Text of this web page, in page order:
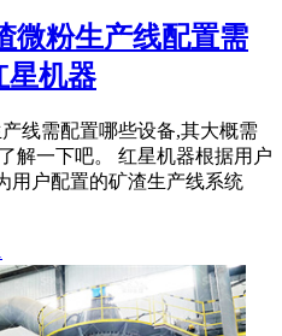
微粉生产线配置需
星机器
线需配置哪些设备,其大概需
解一下吧。 红星机器根据用户
用户配置的矿渣生产线系统